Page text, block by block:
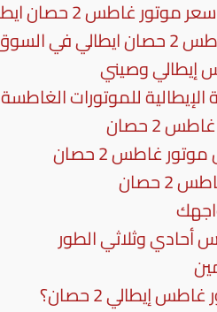
غاطس 2 حصان ايطالي
السوق
إيطالي وصيني
الإيطالية للموتورات الغاطسة
2 حصان
غاطس 2 حصان
حصان
أحادي وثلاثي الطور
إيطالي 2 حصان؟